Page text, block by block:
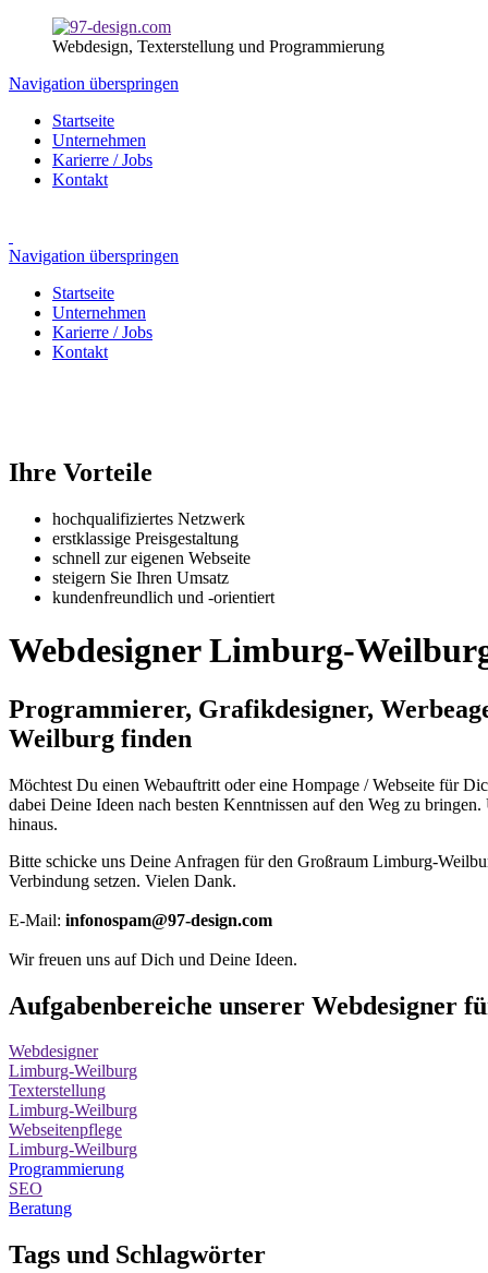
Webdesign, Texterstellung und Programmierung
Navigation überspringen
Startseite
Unternehmen
Karierre / Jobs
Kontakt
Navigation überspringen
Startseite
Unternehmen
Karierre / Jobs
Kontakt
Ihre Vorteile
hochqualifiziertes Netzwerk
erstklassige Preisgestaltung
schnell zur eigenen Webseite
steigern Sie Ihren Umsatz
kundenfreundlich und -orientiert
Webdesigner Limburg-
Programmierer, Grafikdesigner,
Weilburg finden
Möchtest Du einen Webauftritt oder eine Hompage / Webseite für
dabei Deine Ideen nach besten Kenntnissen auf den Weg zu
hinaus.
Bitte schicke uns Deine Anfragen für den Großraum Limburg-
Verbindung setzen. Vielen Dank.
E-Mail: infonospam@97-design.com
Wir freuen uns auf Dich und Deine Ideen.
Aufgabenbereiche unserer
Webdesigner
Limburg-Weilburg
Texterstellung
Limburg-Weilburg
Webseitenpflege
Limburg-Weilburg
Programmierung
SEO
Beratung
Tags und Schlagwörter